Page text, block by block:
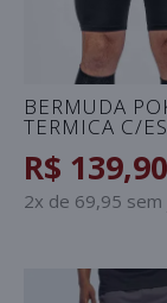
BERMUDA
TERMICA C/
PRETO
R$ 139,90
2x de 69,95 sem